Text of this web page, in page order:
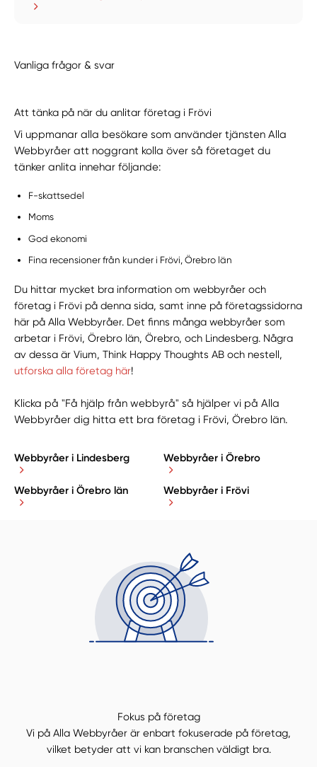
Vanliga frågor & svar
Att tänka på när du anlitar företag i Frövi
Vi uppmanar alla besökare som använder tjänsten Alla
Webbyråer att noggrant kolla över så företaget du
tänker anlita innehar följande:
F-skattsedel
Moms
God ekonomi
Fina recensioner från kunder i Frövi, Örebro län
Du hittar mycket bra information om webbyråer och
företag i Frövi på denna sida, samt inne på företagssidorna
här på Alla Webbyråer. Det finns många webbyråer som
arbetar i Frövi, Örebro län, Örebro, och Lindesberg. Några
av dessa är Vium, Think Happy Thoughts AB och nestell,
utforska alla företag här!
Klicka på "Få hjälp från webbyrå" så hjälper vi på Alla
Webbyråer dig hitta ett bra företag i Frövi, Örebro län.
Webbyråer i Lindesberg Webbyråer i Örebro
Webbyråer i Örebro län Webbyråer i Frövi
Fokus på företag
Vi på Alla Webbyråer är enbart fokuserade på företag,
vilket betyder att vi kan branschen väldigt bra.